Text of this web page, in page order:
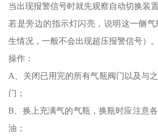
当出现报警信号时就先观察自动切换装
若是旁边的指示灯闪亮，说明这一侧
生情况，一般不会出现超压报警信号）
操作：
A、关闭已用完的所有气瓶阀门以及与
门；
B、换上充满气的气瓶，换瓶时应注意
油；